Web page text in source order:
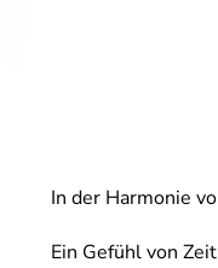
In der Harmonie
Ein Gefühl von